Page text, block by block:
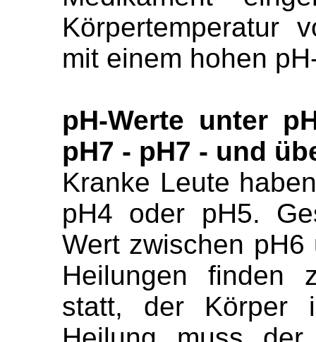
Körpertemperatur
mit einem hohen
pH-Werte unter
pH7 - pH7 - und
Kranke Leute
pH4 oder pH5.
Wert zwischen
Heilungen finden
statt, der Körper